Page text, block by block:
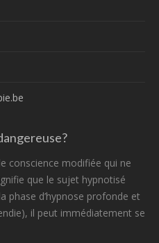
conscience modifiée qui ne
que le sujet hypnotisé
phase d’hypnose profonde et
il peut immédiatement se